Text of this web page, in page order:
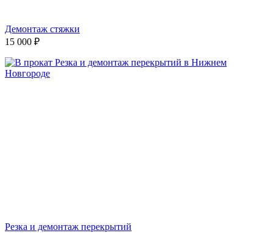
Демонтаж стяжки
15 000 ₽
Резка и демонтаж перекрытий